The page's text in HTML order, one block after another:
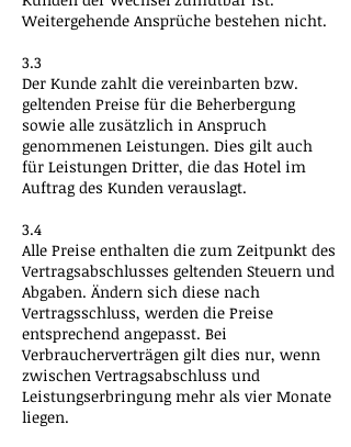
Weitergehende Ansprüche bestehen nicht.
3.3
Der Kunde zahlt die vereinbarten bzw.
geltenden Preise für die Beherbergung
sowie alle zusätzlich in Anspruch
genommenen Leistungen. Dies gilt auch
für Leistungen Dritter, die das Hotel im
Auftrag des Kunden verauslagt.
3.4
Alle Preise enthalten die zum Zeitpunkt des
Vertragsabschlusses geltenden Steuern und
Abgaben. Ändern sich diese nach
Vertragsschluss, werden die Preise
entsprechend angepasst. Bei
Verbraucherverträgen gilt dies nur, wenn
zwischen Vertragsabschluss und
Leistungserbringung mehr als vier Monate
liegen.